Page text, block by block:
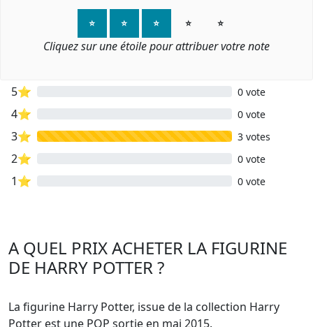
⭐ ⭐ ⭐ ⭐ ⭐
Cliquez sur une étoile pour attribuer votre note
5⭐ 0 vote
4⭐ 0 vote
3⭐ 3 votes
2⭐ 0 vote
1⭐ 0 vote
A QUEL PRIX ACHETER LA FIGURINE
DE HARRY POTTER ?
La figurine Harry Potter, issue de la collection Harry
Potter est une POP sortie en mai 2015.